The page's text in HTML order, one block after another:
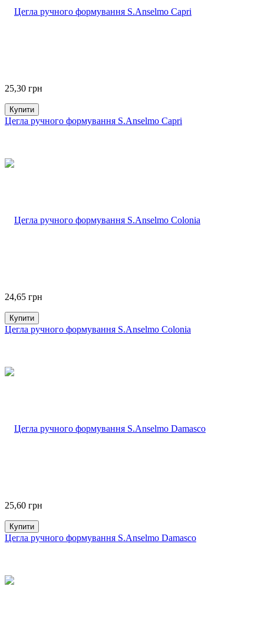
25,30 грн
Купити
Цегла ручного формування S.Anselmo Capri
24,65 грн
Купити
Цегла ручного формування S.Anselmo Colonia
25,60 грн
Купити
Цегла ручного формування S.Anselmo Damasco